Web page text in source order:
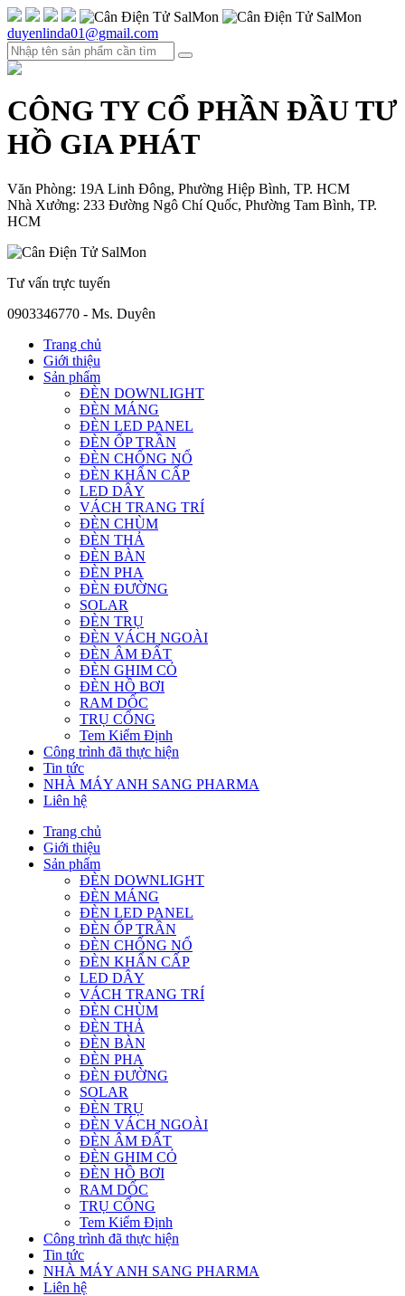
duyenlinda01@gmail.com
CÔNG TY CỔ PHẦN ĐẦU TƯ
HỒ GIA PHÁT
Văn Phòng: 19A Linh Đông, Phường Hiệp Bình, TP. HCM
Nhà Xưởng: 233 Đường Ngô Chí Quốc, Phường Tam Bình, TP.
HCM
Tư vấn trực tuyến
0903346770 - Ms. Duyên
Trang chủ
Giới thiệu
Sản phẩm
ĐÈN DOWNLIGHT
ĐÈN MÁNG
ĐÈN LED PANEL
ĐÈN ỐP TRẦN
ĐÈN CHỐNG NỔ
ĐÈN KHẨN CẤP
LED DÂY
VÁCH TRANG TRÍ
ĐÈN CHÙM
ĐÈN THẢ
ĐÈN BÀN
ĐÈN PHA
ĐÈN ĐƯỜNG
SOLAR
ĐÈN TRỤ
ĐÈN VÁCH NGOÀI
ĐÈN ÂM ĐẤT
ĐÈN GHIM CỎ
ĐÈN HỒ BƠI
RAM DỐC
TRỤ CỔNG
Tem Kiểm Định
Công trình đã thực hiện
Tin tức
NHÀ MÁY ANH SANG PHARMA
Liên hệ
Trang chủ
Giới thiệu
Sản phẩm
ĐÈN DOWNLIGHT
ĐÈN MÁNG
ĐÈN LED PANEL
ĐÈN ỐP TRẦN
ĐÈN CHỐNG NỔ
ĐÈN KHẨN CẤP
LED DÂY
VÁCH TRANG TRÍ
ĐÈN CHÙM
ĐÈN THẢ
ĐÈN BÀN
ĐÈN PHA
ĐÈN ĐƯỜNG
SOLAR
ĐÈN TRỤ
ĐÈN VÁCH NGOÀI
ĐÈN ÂM ĐẤT
ĐÈN GHIM CỎ
ĐÈN HỒ BƠI
RAM DỐC
TRỤ CỔNG
Tem Kiểm Định
Công trình đã thực hiện
Tin tức
NHÀ MÁY ANH SANG PHARMA
Liên hệ